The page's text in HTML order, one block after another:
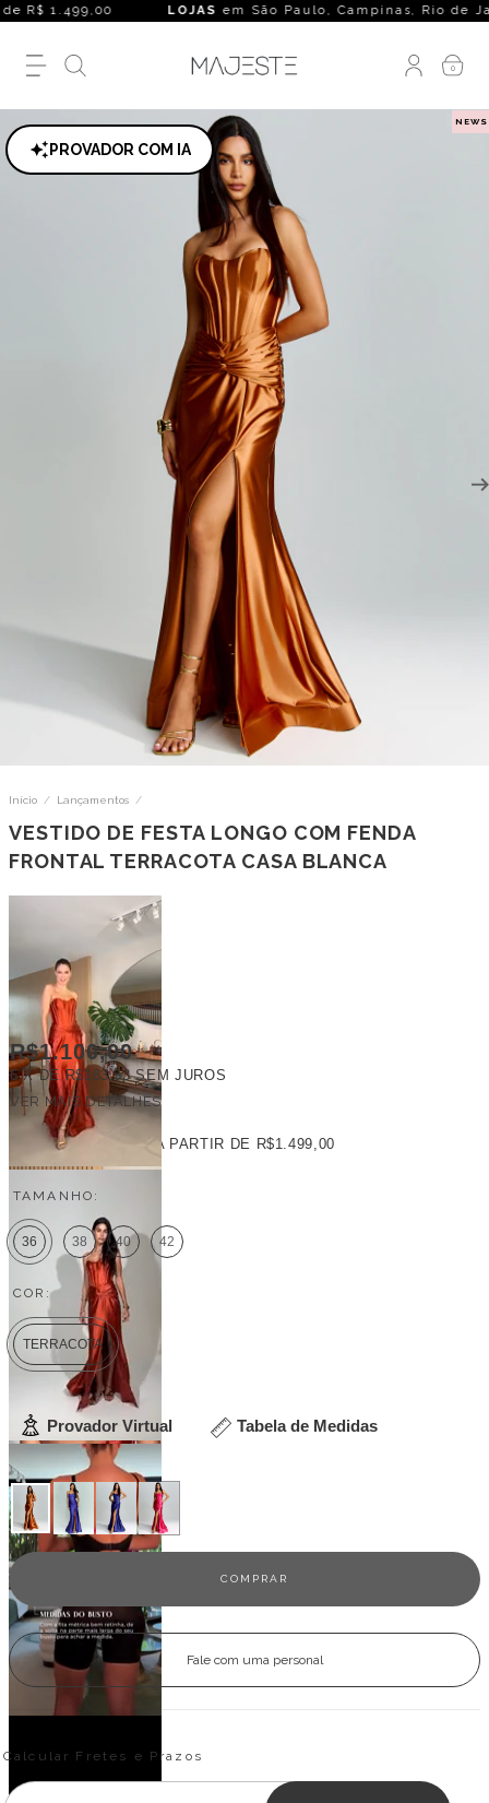
R$ 1.499,00 LOJASem São Paulo, Campinas, Rio de
0
NEWS
PROVADOR COM IA
Início / Lançamentos /
VESTIDO DE FESTA LONGO COM FENDA
FRONTAL TERRACOTA CASA BLANCA
R$1.100,00
6 X DER$183,33 SEM JUROS
VER MAIS DETALHES
FRETE GRÁTISA PARTIR DE R$1.499,00
TAMANHO:
36 38 40 42
COR:
TERRACOTA
Provador Virtual Tabela de Medidas
Veja outras opções
Fale com uma personal
Entregas para o CEP:
Calcular Fretes e Prazos